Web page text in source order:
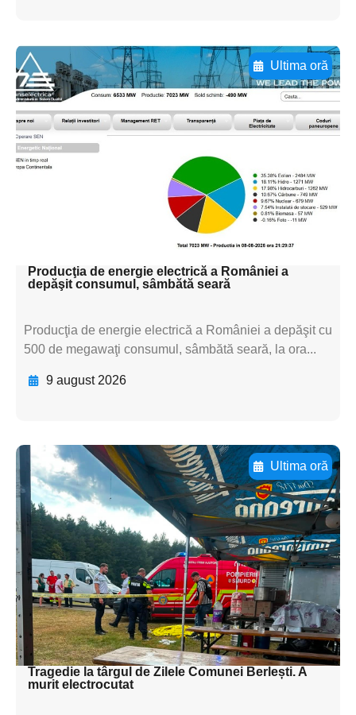
Ultima oră
Adaugă aici textul pentru
subtitluAdaugă aici
textul pentru
subtitluAdaugă aici
textul pentru
subtitluAdaugă aici
textul pentru subti
Producţia de energie electrică a României a
depăşit consumul, sâmbătă seară
Producţia de energie electrică a României a depăşit cu
500 de megawaţi consumul, sâmbătă seară, la ora...
9 august 2026
Ultima oră
Adaugă aici textul pentru
subtitluAdaugă aici
textul pentru
subtitluAdaugă aici
textul pentru
subtitluAdaugă aici
textul pentru subti
Tragedie la târgul de Zilele Comunei Berlești. A
murit electrocutat